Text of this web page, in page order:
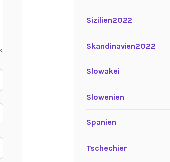
Sizilien2022
Skandinavien2022
Slowakei
Slowenien
Spanien
Tschechien